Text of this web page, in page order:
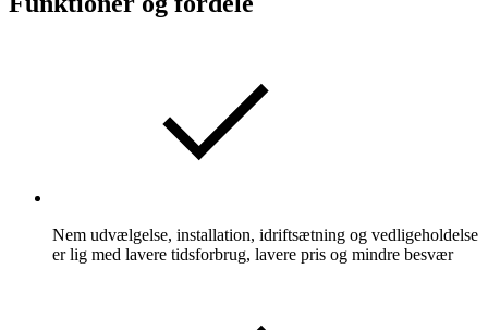
Nem udvælgelse, installation, idriftsætning og vedligeholdelse
er lig med lavere tidsforbrug, lavere pris og mindre besvær